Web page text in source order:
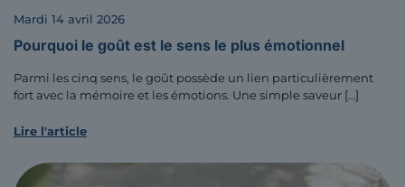
mardi 14 avril 2026
Pourquoi le goût est le sens le plus émotionnel
Parmi les cinq sens, le goût possède un lien particulièrement
fort avec la mémoire et les émotions. Une simple saveur […]
Lire l'article